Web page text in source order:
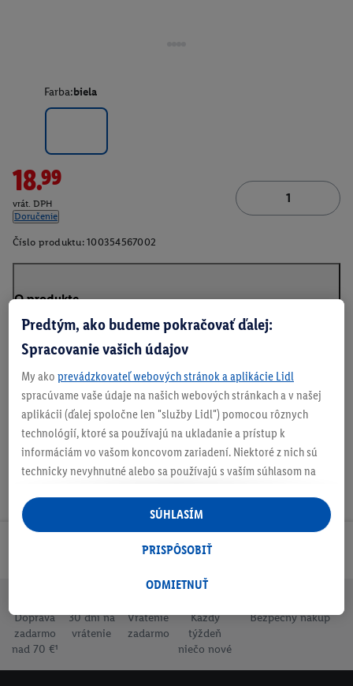
Farba:biela
18.99
vrát. DPH
Doručenie
Číslo produktu: 100354567002
O produkte
Na stiahnutie
Odoberaj Newsletter!
Doprava
zadarmo
nad 70 €¹
30 dní na
vrátenie
Vrátenie
zadarmo
Každý
týždeň
niečo nové
Bezpečný nákup
Predtým, ako budeme pokračovať ďalej:
Spracovanie vašich údajov
My ako prevádzkovateľ webových stránok a aplikácie Lidl
spracúvame vaše údaje na našich webových stránkach a v našej
aplikácii (ďalej spoločne len "služby Lidl") pomocou rôznych
technológií, ktoré sa používajú na ukladanie a prístup k
informáciám vo vašom koncovom zariadení. Niektoré z nich sú
technicky nevyhnutné alebo sa používajú s vaším súhlasom na
personalizovanú reklamu v rámci služieb Lidl aj mimo nich. Ak
ste účastníkom programu Lidl Plus, na tieto účely sa spracúvajú
aj údaje z vášho nákupného správania v obchode.
následne si vytvoríte účet Lidl Plus alebo sa prihlásite do svojho
tiež vytvoriť špeciálny online identifikátor z e-mailovej adresy,
ktorú tam uvediete, aby sme vás mohli rozpoznať v službách
ODMIETNUŤ
PRISPÔSOBIŤ
SÚHLASÍM